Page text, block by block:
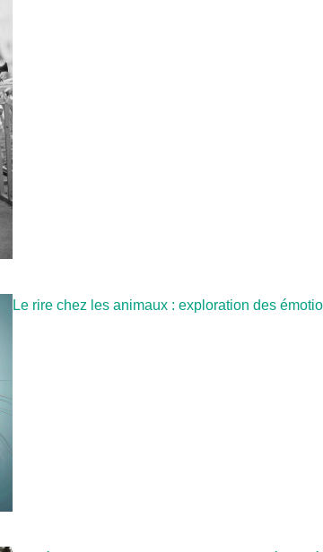
Le rire chez les animaux : exploration des